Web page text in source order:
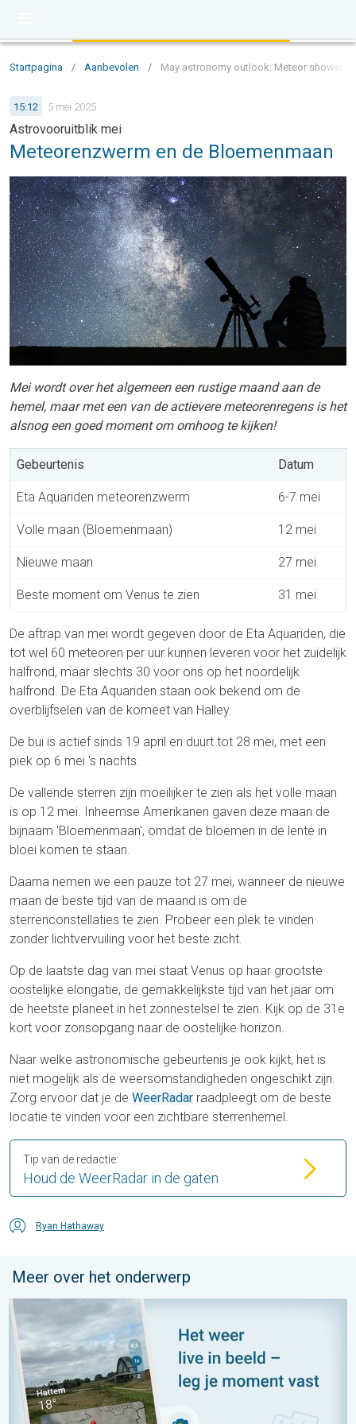
Startpagina / Aanbevolen / May astronomy outlook: Meteor shower
15:12 5 mei 2025
Astrovooruitblik mei
Meteorenzwerm en de Bloemenmaan
Mei wordt over het algemeen een rustige maand aan de
hemel, maar met een van de actievere meteorenregens is het
alsnog een goed moment om omhoog te kijken!
Gebeurtenis Datum
Eta Aquariden meteorenzwerm 6-7 mei
Volle maan (Bloemenmaan) 12 mei
Nieuwe maan 27 mei
Beste moment om Venus te zien 31 mei
De aftrap van mei wordt gegeven door de Eta Aquariden, die
tot wel 60 meteoren per uur kunnen leveren voor het zuidelijk
halfrond, maar slechts 30 voor ons op het noordelijk
halfrond. De Eta Aquariden staan ook bekend om de
overblijfselen van de komeet van Halley.
De bui is actief sinds 19 april en duurt tot 28 mei, met een
piek op 6 mei 's nachts.
De vallende sterren zijn moeilijker te zien als het volle maan
is op 12 mei. Inheemse Amerikanen gaven deze maan de
bijnaam 'Bloemenmaan', omdat de bloemen in de lente in
bloei komen te staan.
Daarna nemen we een pauze tot 27 mei, wanneer de nieuwe
maan de beste tijd van de maand is om de
sterrenconstellaties te zien. Probeer een plek te vinden
zonder lichtvervuiling voor het beste zicht.
Op de laatste dag van mei staat Venus op haar grootste
oostelijke elongatie, de gemakkelijkste tijd van het jaar om
de heetste planeet in het zonnestelsel te zien. Kijk op de 31e
kort voor zonsopgang naar de oostelijke horizon.
Naar welke astronomische gebeurtenis je ook kijkt, het is
niet mogelijk als de weersomstandigheden ongeschikt zijn.
Zorg ervoor dat je de WeerRadar raadpleegt om de beste
locatie te vinden voor een zichtbare sterrenhemel.
Houd de WeerRadar in de gaten
Tip van de redactie:
Ryan Hathaway
Meer over het onderwerp
Impressies maken, momenten delen. Deel wat je ziet!. . .